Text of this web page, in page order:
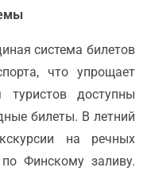
система билетов
что упрощает
доступны
билеты. В летний
на речных
Финскому заливу.